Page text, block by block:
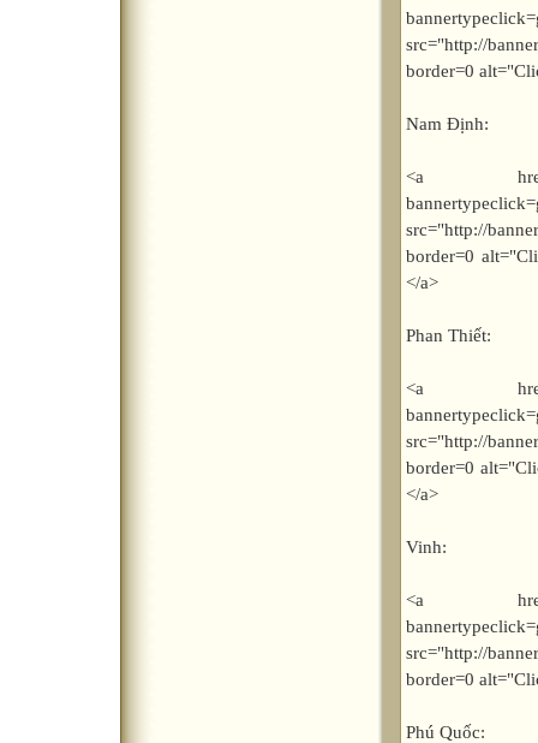
src="http://
border=0
Nam Định:
<a
src="http://
border=0
</a>
Phan Thiết:
<a
src="http://
border=0
</a>
Vinh:
<a
src="http://
border=0
Phú Quốc: